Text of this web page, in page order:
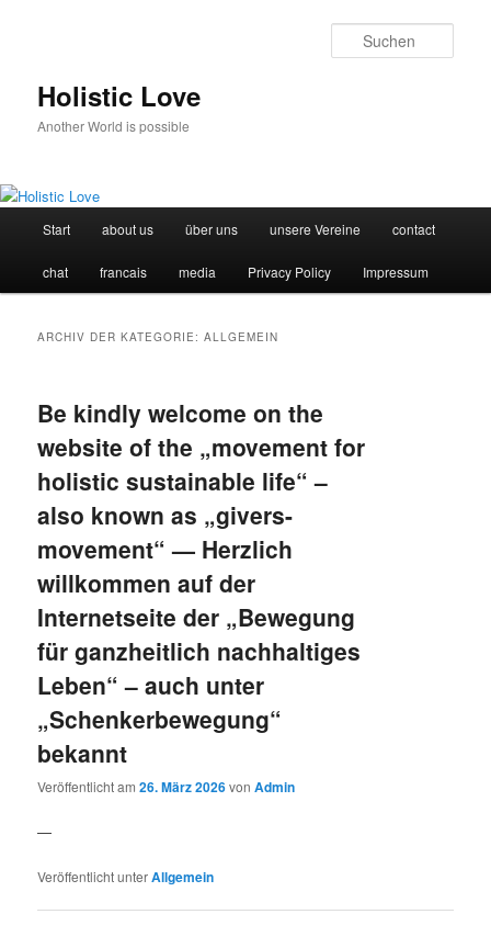
Holistic Love
Another World is possible
Zum
Inhalt
Zum
sekundären
Start about us über uns unsere Vereine contact
chat francais media Privacy Policy Impressum
ARCHIV DER KATEGORIE:ALLGEMEIN
Be kindly welcome on the
website of the „movement for
holistic sustainable life“ –
also known as „givers-
movement“ — Herzlich
willkommen auf der
Internetseite der „Bewegung
für ganzheitlich nachhaltiges
Leben“ – auch unter
„Schenkerbewegung“
bekannt
Veröffentlicht am26. März 2026vonAdmin
—
Veröffentlicht unterAllgemein